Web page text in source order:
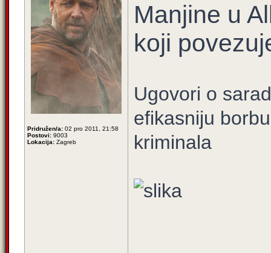
Pridružen/a: 02 pro 2011, 21:58
Postovi: 9003
Lokacija: Zagreb
Manjine u
koji
Ugovori o
efikasniju
kriminala